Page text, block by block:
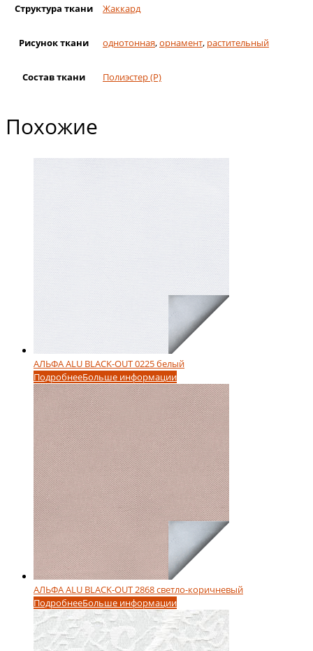
Структура ткани Жаккард
Рисунок ткани однотонная,орнамент, растительный
Состав ткани Полиэстер (Р)
Похожие
АЛЬФА ALU BLACK-OUT 0225 белый
ПодробнееБольше информации
АЛЬФА ALU BLACK-OUT 2868 светло-коричневый
ПодробнееБольше информации